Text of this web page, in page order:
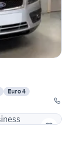
Euro 4